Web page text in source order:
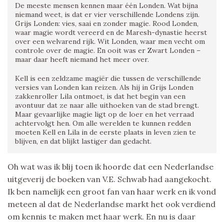
De meeste mensen kennen maar één Londen. Wat bijna
niemand weet, is dat er vier verschillende Londens zijn.
Grijs Londen: vies, saai en zonder magie. Rood Londen,
waar magie wordt vereerd en de Maresh-dynastie heerst
over een welvarend rijk. Wit Londen, waar men vecht om
controle over de magie. En ooit was er Zwart Londen –
maar daar heeft niemand het meer over.
Kell is een zeldzame magiër die tussen de verschillende
versies van Londen kan reizen. Als hij in Grijs Londen
zakkenroller Lila ontmoet, is dat het begin van een
avontuur dat ze naar alle uithoeken van de stad brengt.
Maar gevaarlijke magie ligt op de loer en het verraad
achtervolgt hen. Om alle werelden te kunnen redden
moeten Kell en Lila in de eerste plaats in leven zien te
blijven, en dat blijkt lastiger dan gedacht.
Oh wat was ik blij toen ik hoorde dat een Nederlandse
uitgeverij de boeken van V.E. Schwab had aangekocht.
Ik ben namelijk een groot fan van haar werk en ik vond
meteen al dat de Nederlandse markt het ook verdiend
om kennis te maken met haar werk. En nu is daar